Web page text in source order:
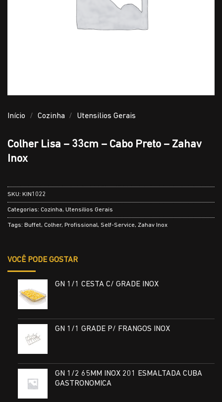
Início / Cozinha / Utensilios Gerais
Colher Lisa – 33cm – Cabo Preto – Zahav
Inox
SKU: KIN1022
Categorias: Cozinha, Utensilios Gerais
Tags: Buffet, Colher, Profissional, Self-Service, Zahav Inox
VOCÊ PODE GOSTAR
GN 1/1 CESTA C/ GRADE INOX
GN 1/1 GRADE P/ FRANGOS INOX
GN 1/2 65MM INOX 201 ESMALTADA CUBA
GASTRONOMICA